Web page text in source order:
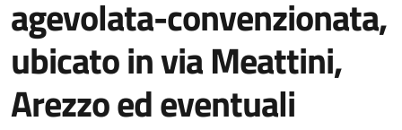
agevolata-convenzionata,
ubicato in via Meattini,
Arezzo ed eventuali